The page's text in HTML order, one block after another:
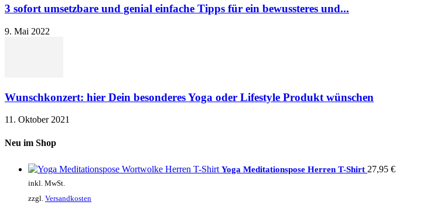
3 sofort umsetzbare und genial einfache Tipps für ein bewussteres und...
9. Mai 2022
Wunschkonzert: hier Dein besonderes Yoga oder Lifestyle Produkt wünschen
11. Oktober 2021
Neu im Shop
Yoga Meditationspose Herren T-Shirt 27,95 €
inkl. MwSt.
zzgl. Versandkosten